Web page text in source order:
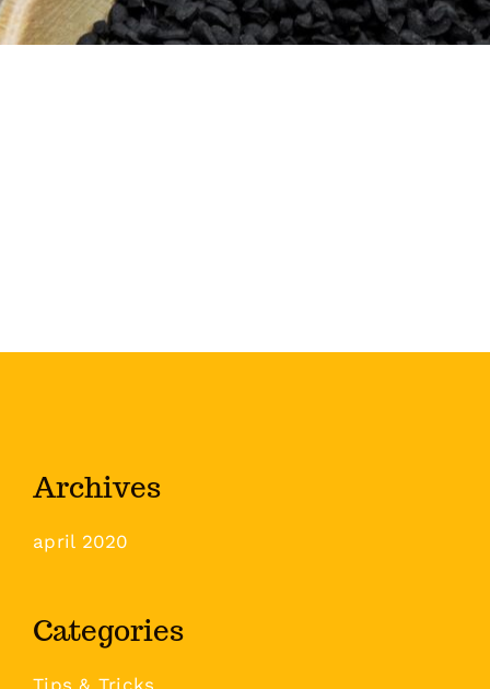
Archives
april 2020
Categories